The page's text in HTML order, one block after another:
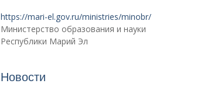
https://mari-el.gov.ru/ministries/minobr/
Министерство образования и науки
Республики Марий Эл
Новости